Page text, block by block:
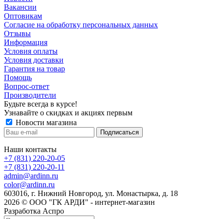
Вакансии
Оптовикам
Cогласие на обработку персональных данных
Отзывы
Информация
Условия оплаты
Условия доставки
Гарантия на товар
Помощь
Вопрос-ответ
Производители
Будьте всегда в курсе!
Узнавайте о скидках и акциях первым
Новости магазина
Наши контакты
+7 (831) 220-20-05
+7 (831) 220-20-11
admin@ardinn.ru
color@ardinn.ru
603016, г. Нижний Новгород, ул. Монастырка, д. 18
2026 © ООО "ГК АРДИ" - интернет-магазин
Разработка Аспро